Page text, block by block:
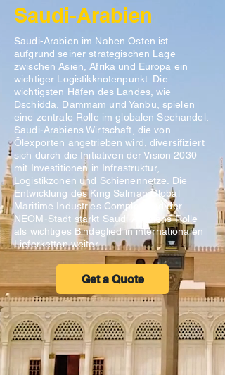
Saudi-Arabien
Saudi-Arabien im Nahen Osten ist
aufgrund seiner strategischen Lage
zwischen Asien, Afrika und Europa ein
wichtiger Logistikknotenpunkt. Die
wichtigsten Häfen des Landes, wie
Dschidda, Dammam und Yanbu, spielen
eine zentrale Rolle im globalen Seehandel.
Saudi-Arabiens Wirtschaft, die von
Ölexporten angetrieben wird, diversifiziert
sich durch die Initiativen der Vision 2030
mit Investitionen in Infrastruktur,
Logistikzonen und Schienennetze. Die
Entwicklung des King Salman Global
Maritime Industries Complex und der
NEOM-Stadt stärkt Saudi-Arabiens Rolle
als wichtiges Bindeglied in internationalen
Lieferketten weiter.
Get a Quote